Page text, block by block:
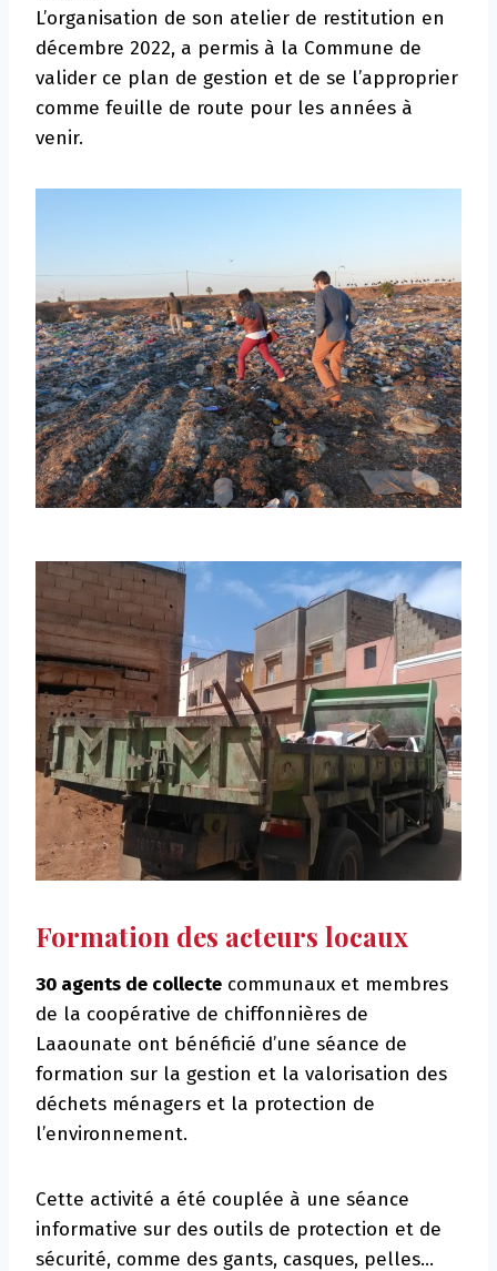
L’organisation de son atelier de restitution en
décembre 2022, a permis à la Commune de
valider ce plan de gestion et de se l’approprier
comme feuille de route pour les années à
venir.
Formation des acteurs locaux
30 agents de collecte communaux et membres
de la coopérative de chiffonnières de
Laaounate ont bénéficié d’une séance de
formation sur la gestion et la valorisation des
déchets ménagers et la protection de
l’environnement.
Cette activité a été couplée à une séance
informative sur des outils de protection et de
sécurité, comme des gants, casques, pelles…